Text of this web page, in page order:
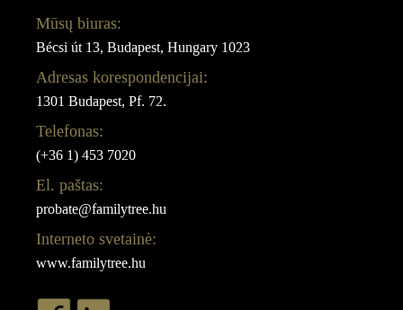
Mūsų biuras:
Bécsi út 13, Budapest, Hungary 1023
Adresas korespondencijai:
1301 Budapest, Pf. 72.
Telefonas:
(+36 1) 453 7020
El. paštas:
probate@familytree.hu
Interneto svetainė:
www.familytree.hu